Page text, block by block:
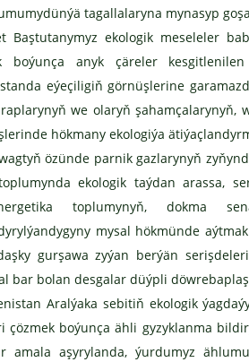
tagallalaryna mynasyp
ekologik meseleler
boýunça anyk çäreler
eýeçiligiň görnüşlerine
we olaryň şahamçalarynyň,
hökmany ekologiýa
özünde parnik gazlarynyň
ekologik taýdan arassa,
energetika toplumynyň, dokma
mysal hökmünde
gurşawa zyýan berýän
bar bolan desgalar düýpli
Aralýaka sebitiň ekologik
çözmek boýunça ähli gyzyklanma
amala aşyrylanda, ýurdumyz